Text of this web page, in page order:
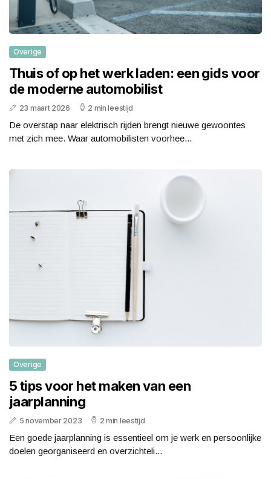
Overige
Thuis of op het werk laden: een gids voor
de moderne automobilist
23 maart 2026 2 min leestijd
De overstap naar elektrisch rijden brengt nieuwe gewoontes
met zich mee. Waar automobilisten voorhee...
Overige
5 tips voor het maken van een
jaarplanning
5 november 2023 2 min leestijd
Een goede jaarplanning is essentieel om je werk en persoonlijke
doelen georganiseerd en overzichteli...